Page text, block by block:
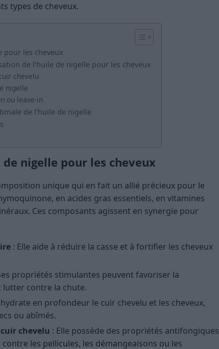
types de cheveux.
pour les cheveux
de l’huile de nigelle pour les cheveux
chevelu
nigelle
ou leave-in
de l’huile de nigelle
nigelle pour les cheveux
unique qui en fait un allié précieux pour le
en acides gras essentiels, en vitamines
Ces composants agissent en synergie pour
: Elle aide à réduire la casse et à fortifier les cheveux
propriétés stimulantes peuvent favoriser la
lutter contre la chute.
hydrate en profondeur le cuir chevelu et les cheveux,
ou abîmés.
chevelu : Elle possède des propriétés antifongiques
les pellicules, les démangeaisons ou les